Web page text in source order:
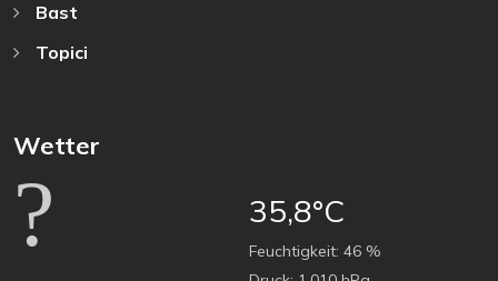
Bast
Topici
Wetter
35,8°C
Feuchtigkeit: 46 %